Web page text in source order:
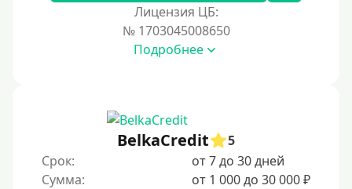
Лицензия ЦБ:
№ 1703045008650
Подробнее
BelkaCredit
5
Срок:
от 7 до 30 дней
Сумма:
от 1 000 до 30 000 ₽